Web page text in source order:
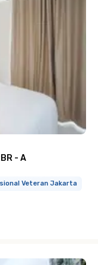
- A
Veteran Jakarta